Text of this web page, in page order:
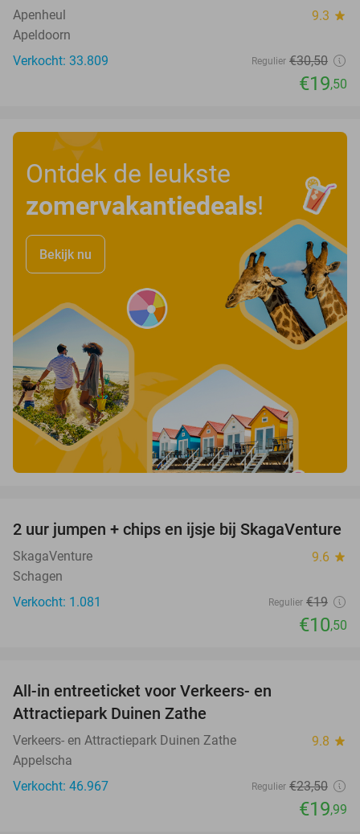
Apenheul 9.3 star
Apeldoorn
Verkocht: 33.809
Regulier €30,50
€19,50
Ontdek de leukste
zomervakantiedeals!
Bekijk nu
45%
2 uur jumpen + chips en ijsje bij SkagaVenture
SkagaVenture 9.6 star
Schagen
Verkocht: 1.081
Regulier €19
€10,50
All-in entreeticket voor Verkeers- en
Attractiepark Duinen Zathe
Verkeers- en Attractiepark Duinen Zathe 9.8 star
Appelscha
Verkocht: 46.967
Regulier €23,50
€19,99